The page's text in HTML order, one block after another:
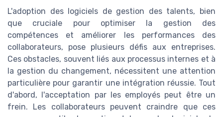
L'adoption des logiciels de gestion des talents, bien
que cruciale pour optimiser la gestion des
compétences et améliorer les performances des
collaborateurs, pose plusieurs défis aux entreprises.
Ces obstacles, souvent liés aux processus internes et à
la gestion du changement, nécessitent une attention
particulière pour garantir une intégration réussie. Tout
d'abord, l'acceptation par les employés peut être un
frein. Les collaborateurs peuvent craindre que ces